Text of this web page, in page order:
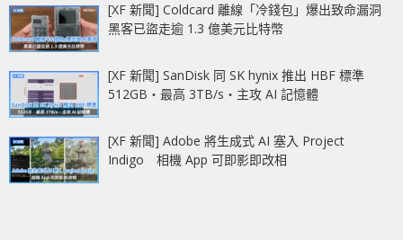
[XF 新聞] Coldcard 離線「冷錢包」爆出致命漏洞
黑客已盜走逾 1.3 億美元比特幣
[XF 新聞] SanDisk 同 SK hynix 推出 HBF 標準
512GB‧最高 3TB/s‧主攻 AI 記憶體
[XF 新聞] Adobe 將生成式 AI 塞入 Project
Indigo 相機 App 可即影即改相